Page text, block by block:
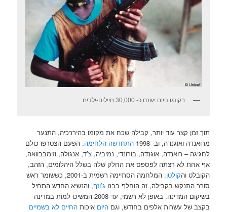
בקונגו היום ישנם כ- 30,000 חיילים-ילדים
תוך זמן קצר עוד יותר, קבילה שכח את מקומו בהיררכיה, התנער
מרואנדה ואוגנדה, וב- 1998
התחדשה הלחימה. הפעם הצטרפו כולם
לחגיגה – רואנדה, אוגנדה, בורונדי, נמיביה, צ’ד, אנגולה, וזימבבוואה,
אף אחת לא רצתה לפספס את החלק שלה בשלל היהלומים, הזהב,
הקובלט והקולטן
. המלחמה הסתיימה רשמית ב-2001, כששומר ראש
סורר התנקש בקבילה, זה הוחלף בבנו ג’וזף, והנשיא החדש התחיל
בשיקום המדינה. באופן לא רשמי, עד 2008 המשיכו למות במדינה
בקצב של עשרות אלפים בחודש, וגםהיוםאיכותהחיים לא בשמיים